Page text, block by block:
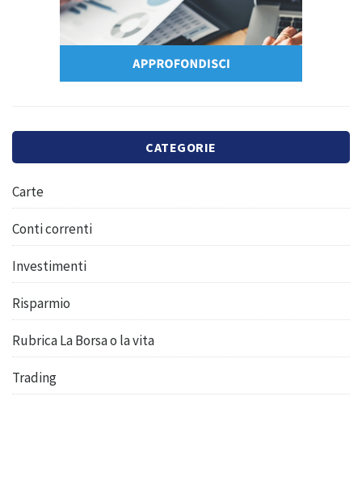
CATEGORIE
Carte
Conti correnti
Investimenti
Risparmio
Rubrica La Borsa o la vita
Trading